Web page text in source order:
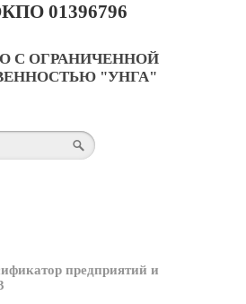
01396796
С ОГРАНИЧЕННОЙ
"УНГА"
предприятий и